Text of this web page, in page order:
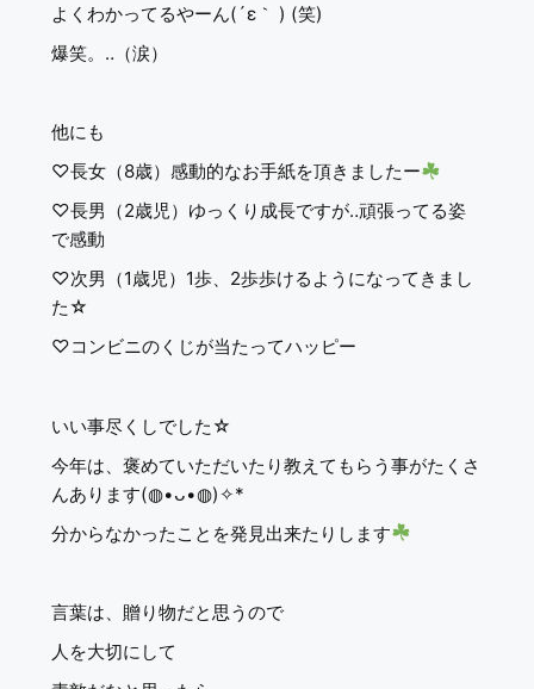
よくわかってるやーん(´ε｀ ) (笑)
爆笑。‥（涙）
他にも
♡長女（8歳）感動的なお手紙を頂きましたー
♡長男（2歳児）ゆっくり成長ですが‥頑張ってる姿
で感動
♡次男（1歳児）1歩、2歩歩けるようになってきまし
た☆
♡コンビニのくじが当たってハッピー
いい事尽くしでした☆
今年は、褒めていただいたり教えてもらう事がたくさ
んあります(◍•ᴗ•◍)✧*
分からなかったことを発見出来たりします
言葉は、贈り物だと思うので
人を大切にして